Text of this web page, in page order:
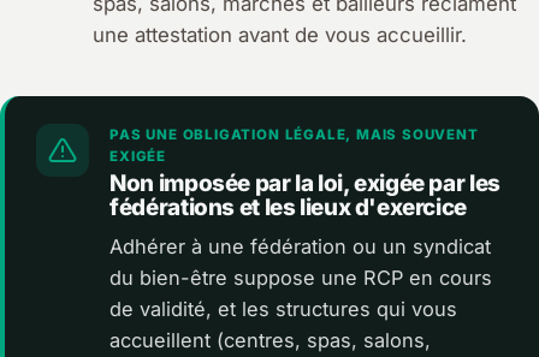
une attestation avant de vous accueillir.
PAS UNE OBLIGATION LÉGALE, MAIS SOUVENT
EXIGÉE
Non imposée par la loi, exigée par les
fédérations et les lieux d'exercice
Adhérer à une fédération ou un syndicat
du bien-être suppose une RCP en cours
de validité, et les structures qui vous
accueillent (centres, spas, salons,